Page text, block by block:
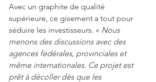
Avec un graphite de qualité
supérieure, ce gisement a tout pour
séduire les investisseurs. « Nous
menons des discussions avec des
agences fédérales, provinciales et
même internationales. Ce projet est
prêt à décoller dès que les